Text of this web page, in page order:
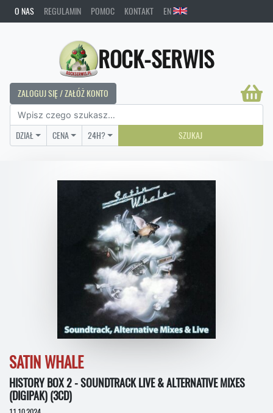
O NAS REGULAMIN POMOC KONTAKT EN
ROCK-SERWIS
ZALOGUJ SIĘ / ZAŁÓŻ KONTO
DZIAŁ CENA 24H? SZUKAJ
SATIN WHALE
HISTORY BOX 2 - SOUNDTRACK LIVE & ALTERNATIVE MIXES
(DIGIPAK) (3CD)